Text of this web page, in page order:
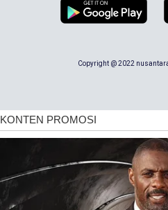
Copyright @ 2022